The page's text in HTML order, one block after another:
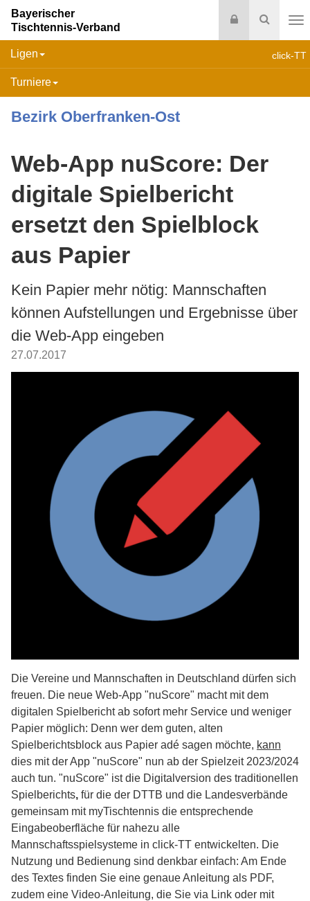
Suche
Login
Bayerischer
Tischtennis-Verband
click-TT
Ligen
Turniere
Bezirk Oberfranken-Ost
Web-App nuScore: Der
digitale Spielbericht
ersetzt den Spielblock
aus Papier
Kein Papier mehr nötig: Mannschaften
können Aufstellungen und Ergebnisse über
die Web-App eingeben
27.07.2017
Die Vereine und Mannschaften in Deutschland dürfen sich
freuen. Die neue Web-App "nuScore" macht mit dem
digitalen Spielbericht ab sofort mehr Service und weniger
Papier möglich: Denn wer dem guten, alten
Spielberichtsblock aus Papier adé sagen möchte, kann
dies mit der App "nuScore" nun ab der Spielzeit 2023/2024
auch tun. "nuScore" ist die Digitalversion des traditionellen
Spielberichts, für die der DTTB und die Landesverbände
gemeinsam mit myTischtennis die entsprechende
Eingabeoberfläche für nahezu alle
Mannschaftsspielsysteme in click-TT entwickelten. Die
Nutzung und Bedienung sind denkbar einfach: Am Ende
des Textes finden Sie eine genaue Anleitung als PDF,
zudem eine Video-Anleitung, die Sie via Link oder mit